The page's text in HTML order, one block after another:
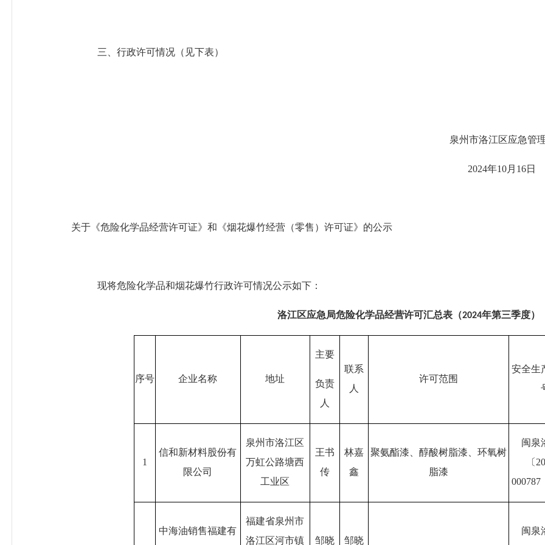
三、行政许可情况（见下表）
泉州市洛江区应急管
2024年10月16日
关于《危险化学品经营许可证》和《烟花爆竹经营（零售）许可证》的公示
现将危险化学品和烟花爆竹行政许可情况公示如下：
洛江区应急局危险化学品经营许可汇总表 （2024年第三季度）
序号 企业名称 地址
主要
负责
人
联系
人
许可范围
安全生
1
信和新材料股份有
限公司
泉州市洛江区
万虹公路塘西
工业区
王书
传
林嘉
鑫
聚氨酯漆、醇酸树脂漆、环氧树
脂漆
闽泉
〔
000787
中海油销售福建有
福建省泉州市
洛江区河市镇
邹晓 邹晓
闽泉